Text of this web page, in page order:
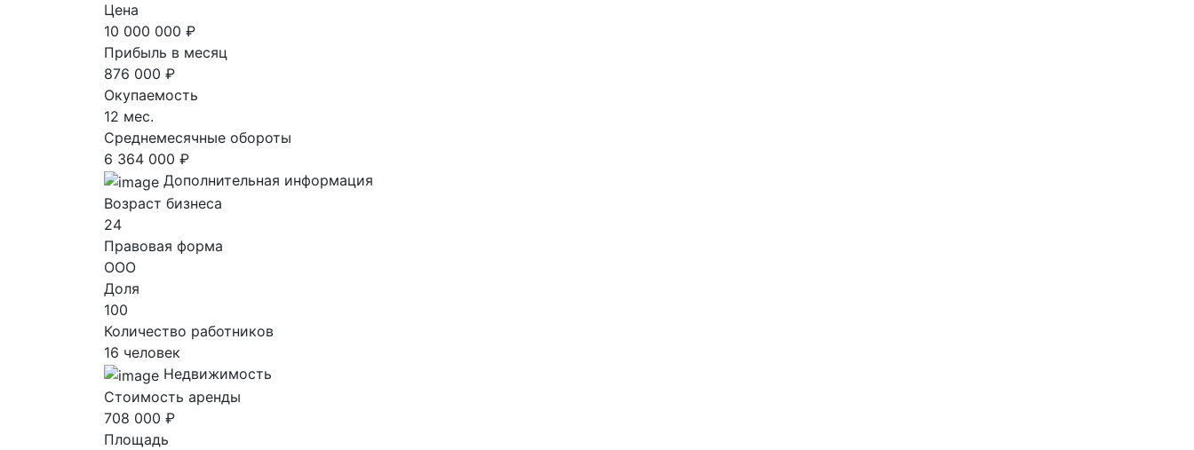
Цена
10 000 000 ₽
Прибыль в месяц
876 000 ₽
Окупаемость
12 мес.
Среднемесячные обороты
6 364 000 ₽
Дополнительная информация
Возраст бизнеса
24
Правовая форма
ООО
Доля
100
Количество работников
16 человек
Недвижимость
Стоимость аренды
708 000 ₽
Площадь